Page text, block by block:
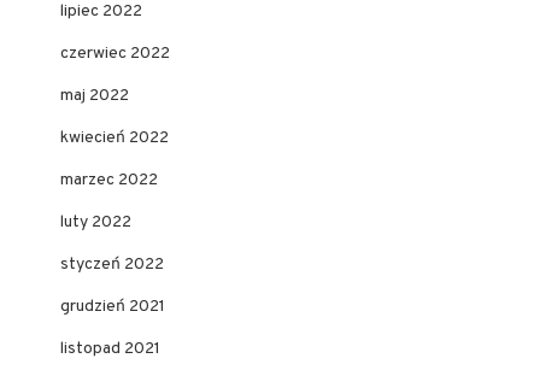
lipiec 2022
czerwiec 2022
maj 2022
kwiecień 2022
marzec 2022
luty 2022
styczeń 2022
grudzień 2021
listopad 2021